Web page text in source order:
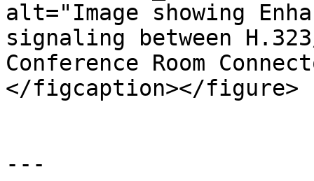
alt="Image showing
signaling between
Conference Room
</figcaption></figure>
---